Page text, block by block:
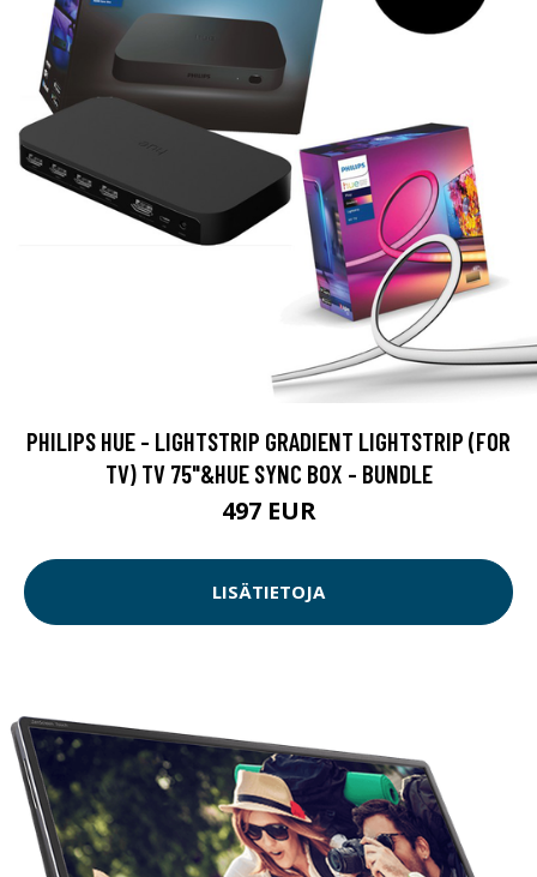
PHILIPS HUE - LIGHTSTRIP GRADIENT LIGHTSTRIP (FOR
TV) TV 75"&HUE SYNC BOX - BUNDLE
497 EUR
LISÄTIETOJA